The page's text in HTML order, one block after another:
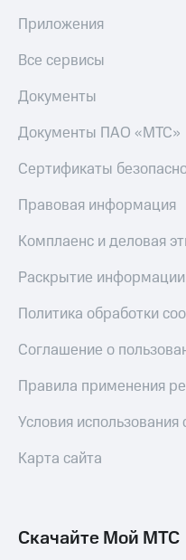
Приложения
Все сервисы
Документы
Документы ПАО «МТС»
Сертификаты
Правовая информация
Комплаенс и деловая
Раскрытие информации
Политика обработки
Соглашение о
Правила применения
Условия использования
Карта сайта
Скачайте Мой МТС